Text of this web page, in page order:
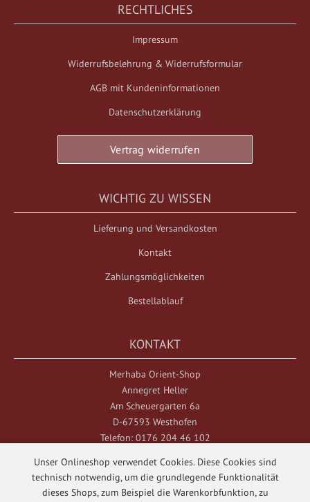
RECHTLICHES
Impressum
Widerrufsbelehrung & Widerrufsformular
AGB mit Kundeninformationen
Datenschutzerklärung
Vertrag widerrufen
WICHTIG ZU WISSEN
Lieferung und Versandkosten
Kontakt
Zahlungsmöglichkeiten
Bestellablauf
KONTAKT
Merhaba Orient-Shop
Annegret Heller
Am Scheuergarten 6a
D-67593 Westhofen
Telefon: 0176 204 46 102
Unser Onlineshop verwendet Cookies. Diese Cookies sind
technisch notwendig, um die grundlegende Funktionalität
dieses Shops, zum Beispiel die Warenkorbfunktion, zu